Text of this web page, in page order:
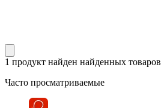
1 продукт найден найденных товаров
Часто просматриваемые